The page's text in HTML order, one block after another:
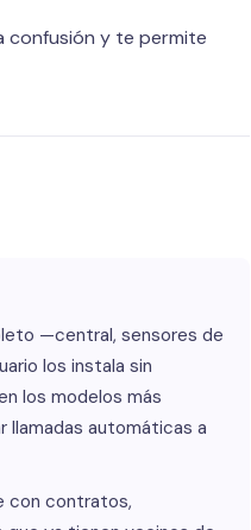
confusión y te permite
—central, sensores de
los instala sin
los modelos más
llamadas automáticas a
con contratos,